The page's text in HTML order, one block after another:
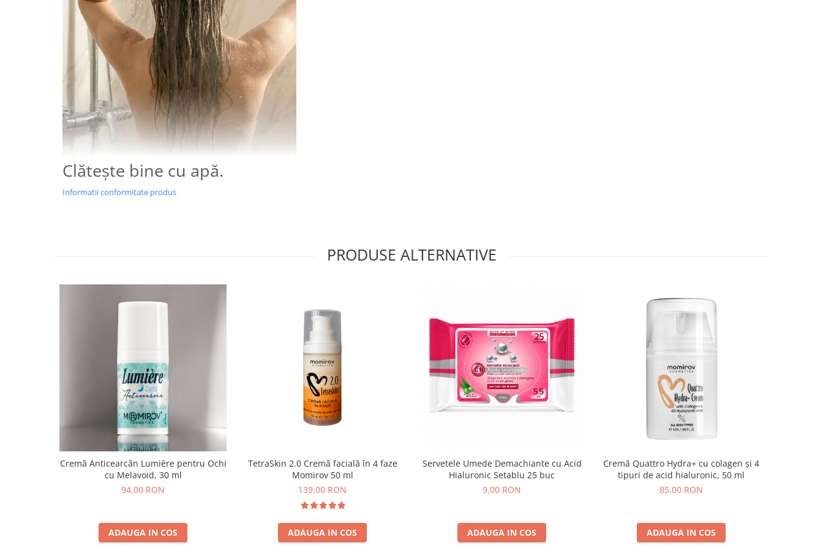
Clătește bine cu apă.
Informatii conformitate produs
PRODUSE ALTERNATIVE
Cremă Anticearcăn Lumière pentru Ochi
cu Melavoid, 30 ml
94,00 RON
ADAUGA IN COS
TetraSkin 2.0 Cremă facială în 4 faze
Momirov 50 ml
139,00 RON
ADAUGA IN COS
Servetele Umede Demachiante cu Acid
Hialuronic Setablu 25 buc
9,00 RON
ADAUGA IN COS
Cremă Quattro Hydra+ cu colagen și 4
tipuri de acid hialuronic, 50 ml
85,00 RON
ADAUGA IN COS